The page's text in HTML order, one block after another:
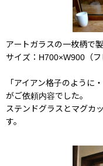
アートガラスの一枚柄で
サイズ：H700×W900（フ
「アイアン格子のように・
がご依頼内容でした。
ステンドグラスとマグカ
す。